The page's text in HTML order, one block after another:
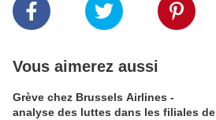
Vous aimerez aussi
Grève chez Brussels Airlines -
analyse des luttes dans les filiales de